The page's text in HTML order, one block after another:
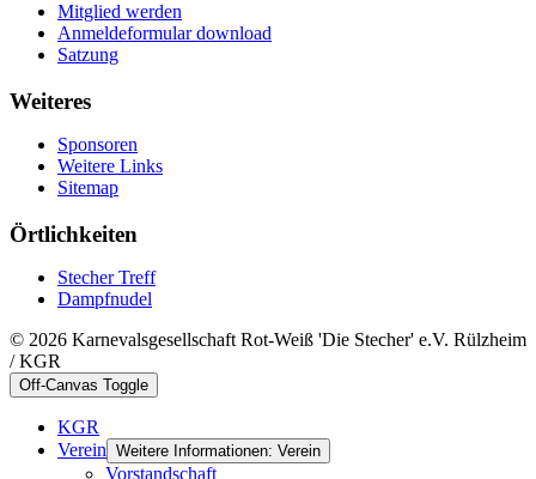
Mitglied werden
Anmeldeformular download
Satzung
Weiteres
Sponsoren
Weitere Links
Sitemap
Örtlichkeiten
Stecher Treff
Dampfnudel
© 2026 Karnevalsgesellschaft Rot-Weiß 'Die Stecher' e.V. Rülzheim
/ KGR
Off-Canvas Toggle
KGR
Verein Weitere Informationen: Verein
Vorstandschaft